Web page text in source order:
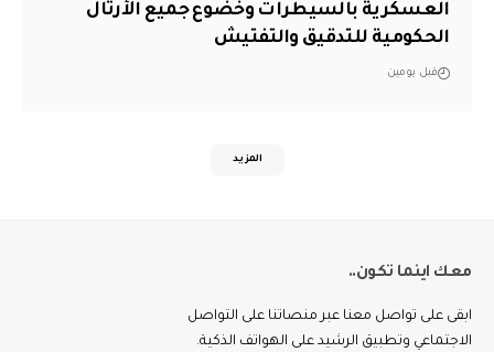
العسكرية بالسيطرات وخضوع جميع الأرتال
الحكومية للتدقيق والتفتيش
قبل يومين
المزيد
معك اينما تكون..
ابقى على تواصل معنا عبر منصاتنا على التواصل
الاجتماعي وتطبيق الرشيد على الهواتف الذكية.